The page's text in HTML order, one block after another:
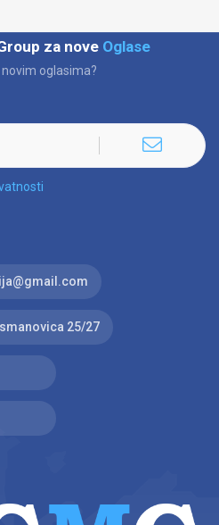
za nove Oglase
oglasima?
25/27